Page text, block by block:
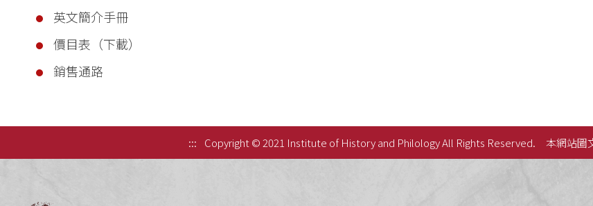
英文簡介手冊
價目表（下載）
銷售通路
::: Copyright © 2021 Institute of History and Philology All Rights Reserved. 本網站圖